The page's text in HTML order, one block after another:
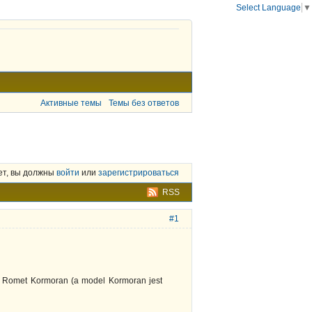
Активные темы Темы без ответов
вы должны войти или зарегистрироваться
RSS
#1
Kormoran (a model Kormoran jest
Select Language ▼